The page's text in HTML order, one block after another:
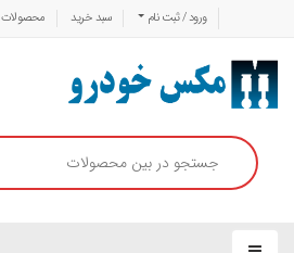
ورود / ثبت نام سبد خرید محصولات